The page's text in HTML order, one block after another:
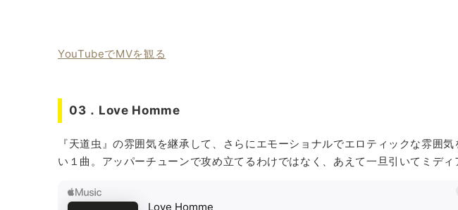
YouTubeでMVを観る
03．Love Homme
『天道虫』の雰囲気を継承して、さらにエモーショナルでエロティックな雰囲
い１曲。アッパーチューンで攻め立てるわけではなく、あえて一旦引いてミディ